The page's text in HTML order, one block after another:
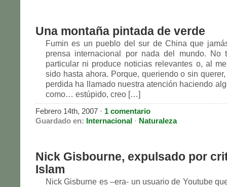
Una montaña pintada de verde
Fumin es un pueblo del sur de China que
prensa internacional por nada del mundo. No
particular ni produce noticias relevantes o, al
sido hasta ahora. Porque, queriendo o sin
perdida ha llamado nuestra atención haciendo
como… estúpido, creo […]
Febrero 14th, 2007 · 1 comentario
Guardado en: Internacional · Naturaleza
Nick Gisbourne, expulsado por
Islam
Nick Gisburne es –era- un usuario de Youtube